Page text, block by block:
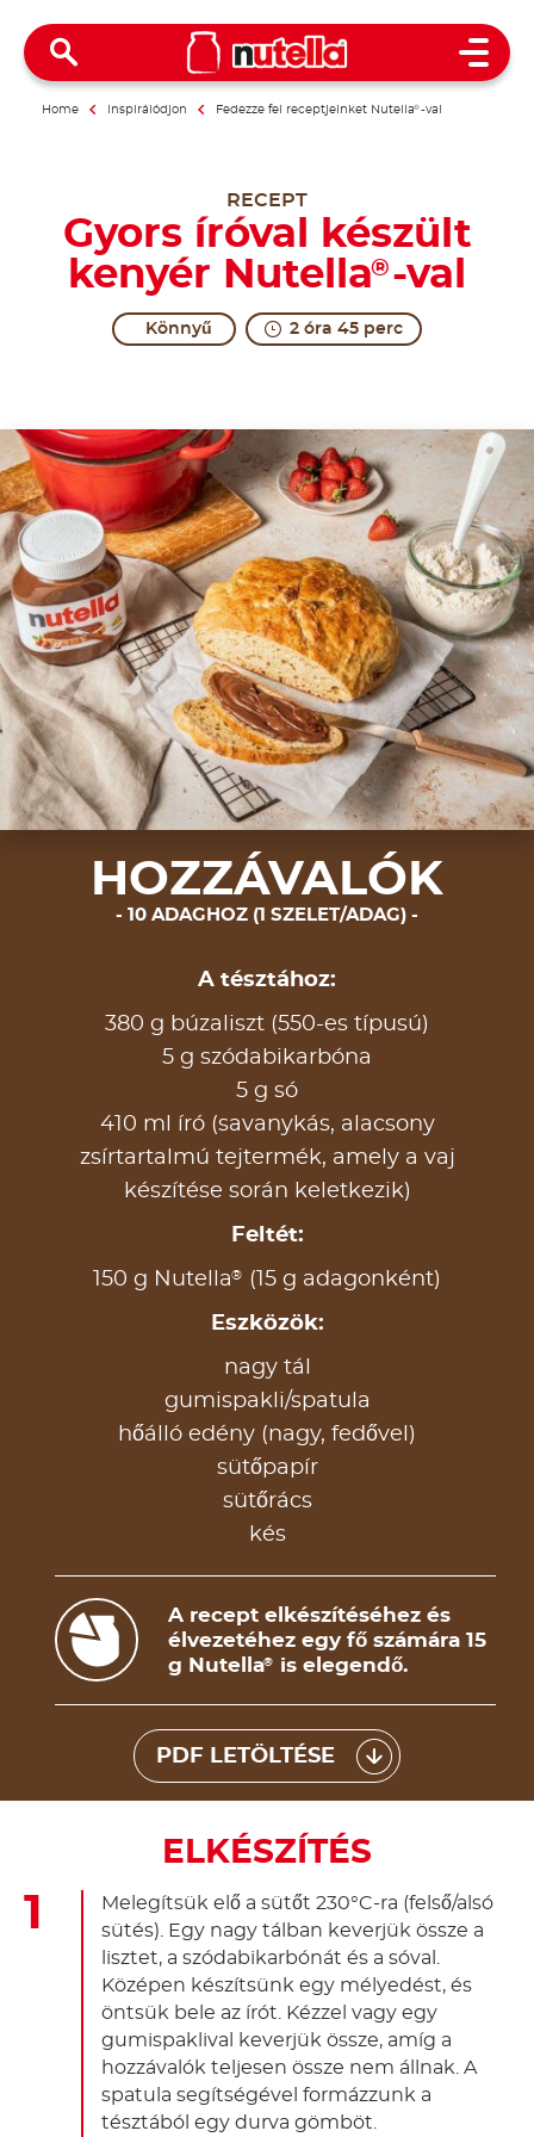
Open
Home Inspirálódjon Fedezze fel receptjeinket Nutella®-val
RECEPT
Gyors íróval készült
kenyér Nutella® -val
Könnyű 2 óra 45 perc
HOZZÁVALÓK
10 ADAGHOZ (1 SZELET/ADAG)
A tésztához:
380 g búzaliszt (550-es típusú)
5 g szódabikarbóna
5 g só
410 ml író (savanykás, alacsony
zsírtartalmú tejtermék, amely a vaj
készítése során keletkezik)
Feltét:
150 g Nutella® (15 g adagonként)
Eszközök:
nagy tál
gumispakli/spatula
hőálló edény (nagy, fedővel)
sütőpapír
sütőrács
kés
A recept elkészítéséhez és
élvezetéhez egy fő számára 15
g Nutella® is elegendő.
PDF LETÖLTÉSE
ELKÉSZÍTÉS
Melegítsük elő a sütőt 230°C-ra (felső/alsó
sütés). Egy nagy tálban keverjük össze a
lisztet, a szódabikarbónát és a sóval.
Középen készítsünk egy mélyedést, és
öntsük bele az írót. Kézzel vagy egy
gumispaklival keverjük össze, amíg a
hozzávalók teljesen össze nem állnak. A
spatula segítségével formázzunk a
tésztából egy durva gömböt.